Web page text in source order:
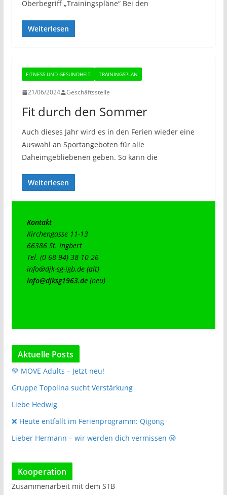
Oberbegriff „Trainingspläne“ Bei den
Weiterlesen
FITNESS UND GESUNDHEIT TRAININGSPLAN
21/06/2024 Geschäftsstelle
Fit durch den Sommer
Auch dieses Jahr wird es in den Ferien wieder eine
Auswahl an Sportangeboten für alle
Daheimgebliebenen geben. So kann die
Weiterlesen
Kontakt
Kirchengasse 11-13
66386 St. Ingbert
Tel. (0 68 94) 38 10 26
info@djk-sg-igb.de
(alt)
info@djksg1963.de (neu)
Aktuelle Posts
💚 MOVE Adults – Jetzt neu!
Gruppe Topolina sucht Verstärkung
Liebe Hedwig
❌️ Heute entfällt im Ferienprogramm: Qigong
Lieber Hermann – wir werden dich vermissen 😪
Kooperation
Zusammenarbeit mit dem STB